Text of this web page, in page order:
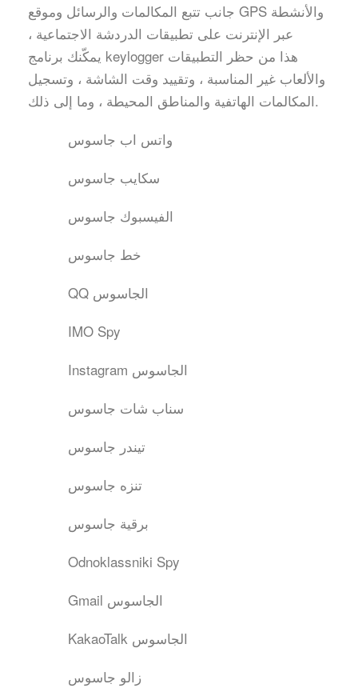
جانب تتبع المكالمات والرسائل وموقع GPS والأنشطة
عبر الإنترنت على تطبيقات الدردشة الاجتماعية ،
يمكّنك برنامج keylogger هذا من حظر التطبيقات
والألعاب غير المناسبة ، وتقييد وقت الشاشة ، وتسجيل
المكالمات الهاتفية والمناطق المحيطة ، وما إلى ذلك.
واتس اب جاسوس
سكايب جاسوس
الفيسبوك جاسوس
خط جاسوس
QQ الجاسوس
IMO Spy
Instagram الجاسوس
سناب شات جاسوس
تيندر جاسوس
تنزه جاسوس
برقية جاسوس
Odnoklassniki Spy
Gmail الجاسوس
KakaoTalk الجاسوس
زالو جاسوس